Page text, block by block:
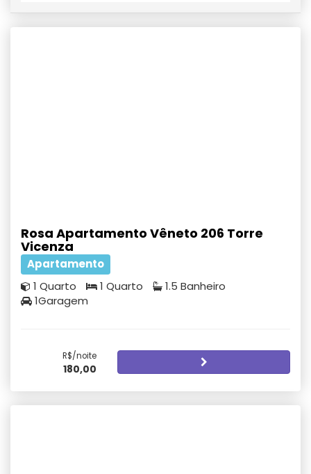
Rosa Apartamento Vêneto 206 Torre
Vicenza
Apartamento
1 Quarto
1 Quarto
1.5 Banheiro
1Garagem
R$/noite
180,00